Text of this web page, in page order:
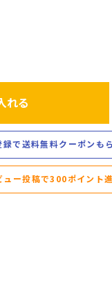
れる
録で送料無料クーポンも
ュー投稿で300ポイント